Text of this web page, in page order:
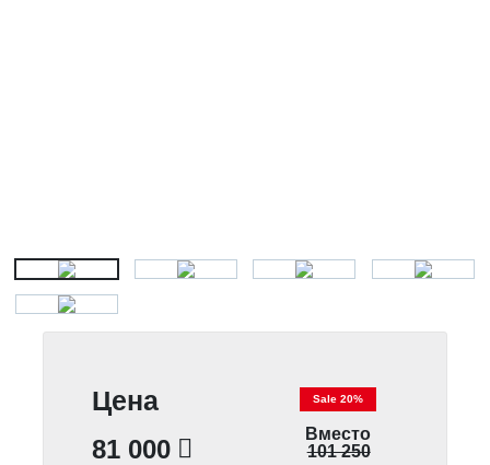
Цена
81 000
Sale 20%
Вместо
101 250